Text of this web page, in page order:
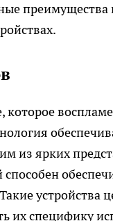
преимущества
из ярких
способен
устройства
их специфику